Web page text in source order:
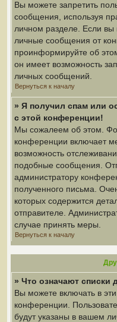
Вы можете запретить
сообщения, используя
личном разделе. Если вы
личные сообщения от
проинформируйте об
он имеет возможность
личных сообщений.
Вернуться к началу
» Я получил спам или
с этой конференции!
Мы сожалеем об этом.
конференции включает
возможность
подобные сообщения.
администратору
полученного письма.
которых содержится
отправителе.
случае принять меры.
Вернуться к началу
» Что означают списки
Вы можете включать в
конференции.
будут указаны в вашем